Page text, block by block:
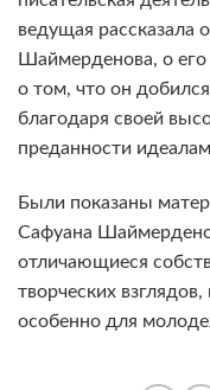
ведущая рассказала
Шаймерденова, о его
о том, что он
благодаря своей
преданности
Были показаны
Сафуана
отличающиеся
творческих
особенно для